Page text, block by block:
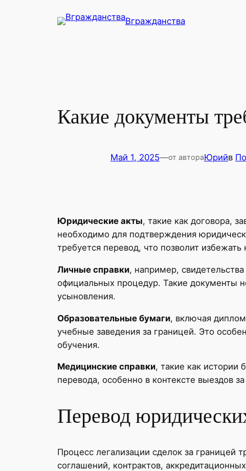
Вгражданства
Какие документы
Май 1, 2025—от автораЮрийв
Юридические акты, такие как договора,
необходимо для подтверждения
требуется перевод, что позволит
Личные справки, например,
официальных процедур. Такие документы
усыновления.
Образовательные бумаги, включая
учебные заведения за границей. Это
обучения.
Медицинские справки, такие как истории
перевода, особенно в контексте выездов
Перевод
Процесс легализации сделок за границей
соглашений, контрактов,